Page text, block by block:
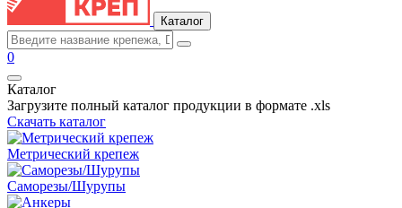
Каталог
0
Каталог
Загрузите полный каталог продукции в формате .xls
Скачать каталог
Метрический крепеж
Саморезы/Шурупы